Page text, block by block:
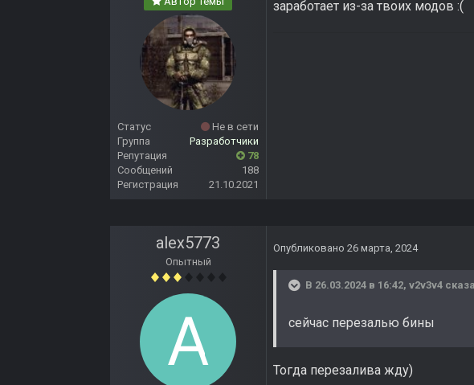
Статус
Не в сети
Группа
Разработчики
Репутация
78
Сообщений
188
Регистрация
21.10.2021
заработает из-за твоих модов :(
alex5773
Опытный
Опубликовано 26 марта, 2024
В 26.03.2024 в 16:42, v2v3v4
сейчас перезалью бины
Тогда перезалива жду)